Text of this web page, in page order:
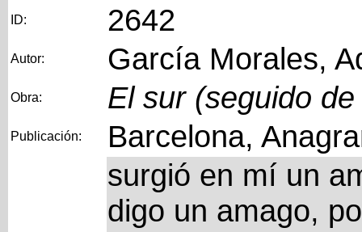
ID: 2642
Autor: García Morales,
Obra: El sur (seguido
Publicación: Barcelona,
surgió en mí un
digo un amago,